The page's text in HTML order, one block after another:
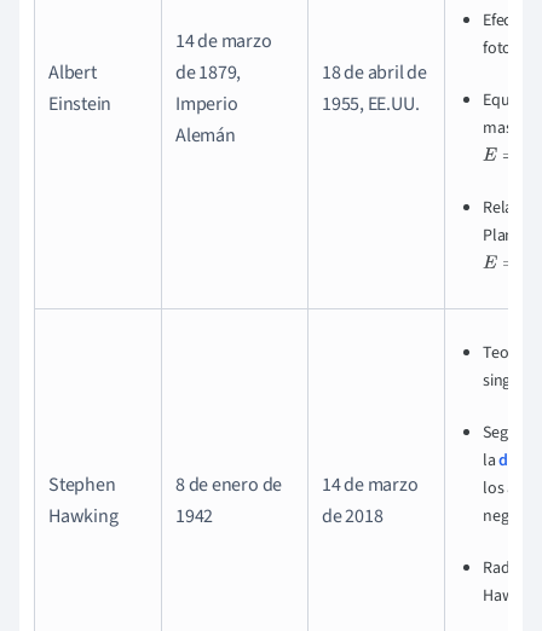
Albert
Einstein
14 de marzo
de 1879,
Imperio
Alemán
18 de abril de
1955, EE.UU.
Efecto
masa-
E= m
Planck-
E= h
Stephen
Hawking
8 de enero de
1942
14 de marzo
de 2018
la
los
negros
Hawking